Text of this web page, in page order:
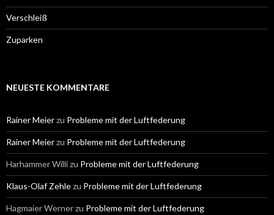
Verschleiß
Zuparken
NEUESTE KOMMENTARE
Rainer Meierzu Probleme mit der Luftfederung
Rainer Meierzu Probleme mit der Luftfederung
Harhammer Willizu Probleme mit der Luftfederung
Klaus-Olaf Zehlezu Probleme mit der Luftfederung
Hagmaier Wernerzu Probleme mit der Luftfederung